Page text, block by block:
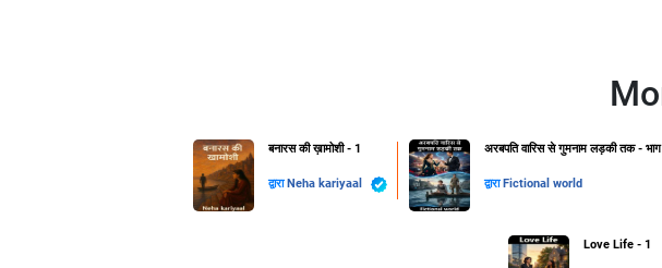
बनारस की ख़ामोशी - 1
द्वारा Neha kariyaal
अरबपति वारिस से गुमनाम लड़की तक - भाग
द्वारा Fictional world
Love Life - 1